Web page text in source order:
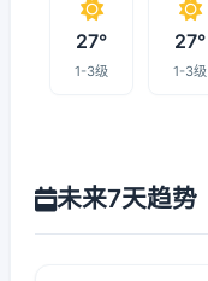
27°
1-3级
27°
1-3级
未来7天趋势